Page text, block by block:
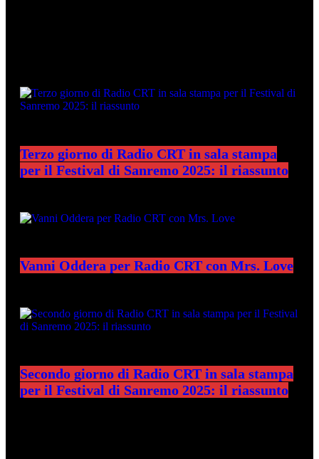
Terzo giorno di Radio CRT in sala stampa
per il Festival di Sanremo 2025: il riassunto
Vanni Oddera per Radio CRT con Mrs. Love
Secondo giorno di Radio CRT in sala stampa
per il Festival di Sanremo 2025: il riassunto